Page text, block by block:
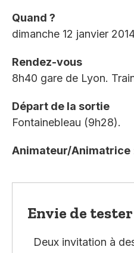
Quand ?
dimanche 12 janvier
Rendez-vous
8h40 gare de Lyon.
Départ de la sortie
Fontainebleau (9h28).
Animateur/Animatrice
Envie de
Deux invitation à